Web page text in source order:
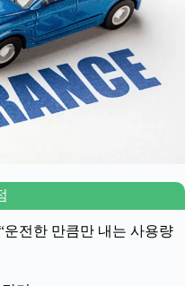
전한 만큼만 내는 사용량